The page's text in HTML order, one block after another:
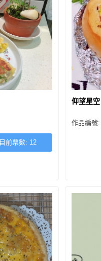
目前票數: 12
仰望星
作品編號